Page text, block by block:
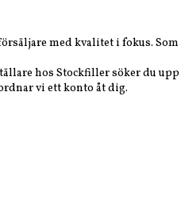
med kvalitet i fokus.
hos Stockfiller söker du
vi ett konto åt dig.